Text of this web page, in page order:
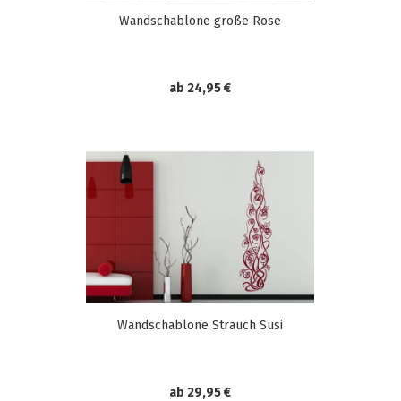
Wandschablone große Rose
ab 24,95 €
Wandschablone Strauch Susi
ab 29,95 €